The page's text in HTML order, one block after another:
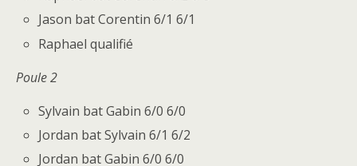
Jason bat Corentin 6/1 6/1
Raphael qualifié
Poule 2
Sylvain bat Gabin 6/0 6/0
Jordan bat Sylvain 6/1 6/2
Jordan bat Gabin 6/0 6/0